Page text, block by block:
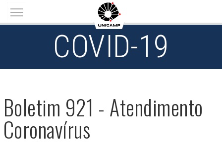
Main menu
COVID-19
Boletim 921 - Atendimento
Coronavírus